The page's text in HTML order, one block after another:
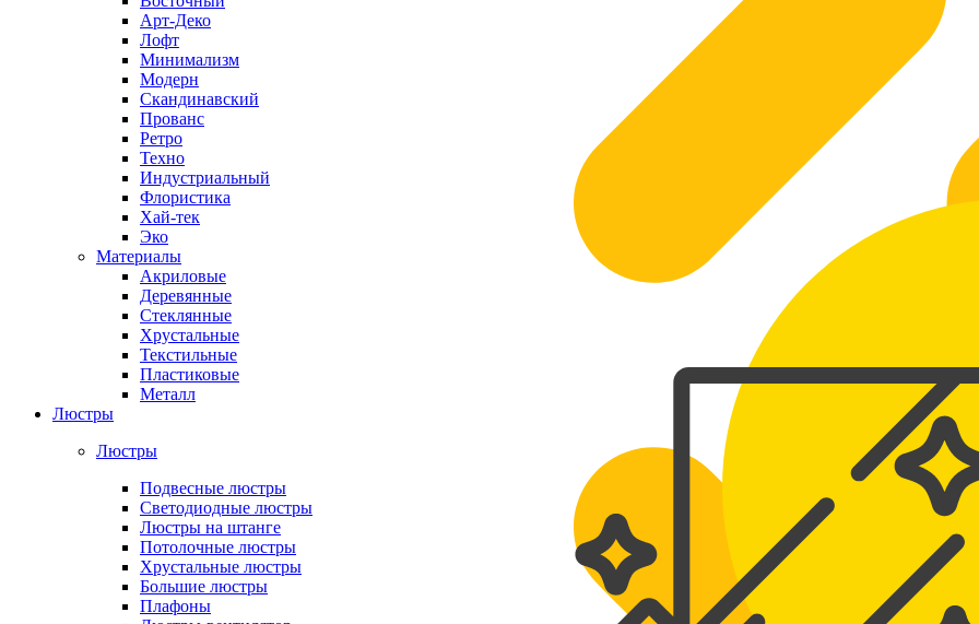
Арт-Деко
Лофт
Минимализм
Модерн
Скандинавский
Прованс
Ретро
Техно
Индустриальный
Флористика
Хай-тек
Эко
Материалы
Акриловые
Деревянные
Стеклянные
Хрустальные
Текстильные
Пластиковые
Металл
Люстры
Люстры
Подвесные люстры
Светодиодные люстры
Люстры на штанге
Потолочные люстры
Хрустальные люстры
Большие люстры
Плафоны